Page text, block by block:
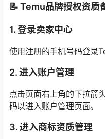
📝 Temu品牌授权资质
1. 登录卖家中心
使用注册的手机号码登录
2. 进入账户管理
点击页面右上角的下拉箭
码以进入账户管理页面。
3. 进入商标资质管理